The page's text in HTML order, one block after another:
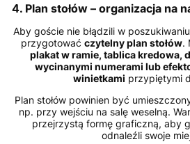
4. Plan stołów – organizacja na
Aby goście nie błądzili w
przygotować czytelny plan stołów.
plakat w ramie, tablica kredowa,
wycinanymi numerami lub
winietkami przypiętymi
Plan stołów powinien być
np. przy wejściu na salę weselną.
przejrzystą formę graficzną, aby
odnaleźli swoje